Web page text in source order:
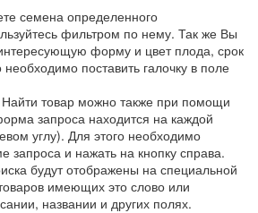
семена определенного
фильтром по нему. Так же Вы
форму и цвет плода, срок
поставить галочку в поле
Найти товар можно также при помощи
запроса находится на каждой
углу). Для этого необходимо
запроса и нажать на кнопку справа.
будут отображены на специальной
имеющих это слово или
названии и других полях.